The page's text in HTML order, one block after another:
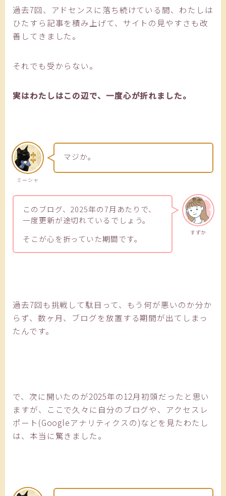
過去7回、アドセンスに落ち続けている間、わたしは
ひたすら記事を積み上げて、サイトの見やすさも改
善してきました。
それでも受からない。
実はわたしはこの辺で、一度心が折れました。
ミーシャ
マジか。
すずか
このブログ、2025年の7月あたりで、
一度更新が途切れているでしょう。
そこが心を折っていた期間です。
過去7回も挑戦して駄目って、もう何が悪いのか分か
らず、数ヶ月、ブログを放置する期間が出てしまっ
たんです。
で、次に開いたのが2025年の12月初頭だったと思い
ますが、ここで久々に自分のブログや、アクセスレ
ポート(Googleアナリティクスの)などを見たわたし
は、本当に驚きました。